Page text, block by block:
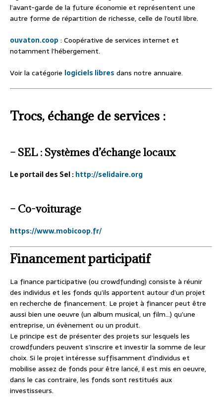
l’avant-garde de la future économie et représentent une
autre forme de répartition de richesse, celle de l’outil libre.
ouvaton.coop : Coopérative de services internet et
notamment l’hébergement.
Voir la catégorie logiciels libres dans notre annuaire.
Trocs, échange de services :
– SEL : Systèmes d’échange locaux
Le portail des Sel :http://selidaire.org
– Co-voiturage
https://www.mobicoop.fr/
Financement participatif
La finance participative (ou crowdfunding) consiste à réunir
des individus et les fonds qu’ils apportent autour d’un projet
en recherche de financement. Le projet à financer peut être
aussi bien une oeuvre (un album musical, un film…) qu’une
entreprise, un évènement ou un produit.
Le principe est de présenter des projets sur lesquels les
crowdfunders peuvent s’inscrire et investir la somme de leur
choix. Si le projet intéresse suffisamment d’individus et
mobilise assez de fonds pour être lancé, il est mis en oeuvre,
dans le cas contraire, les fonds sont restitués aux
investisseurs.